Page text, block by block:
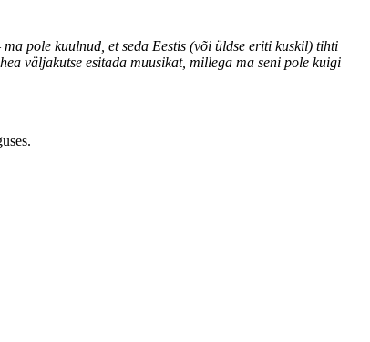
pole kuulnud, et seda Eestis (või üldse eriti kuskil) tihti
väljakutse esitada muusikat, millega ma seni pole kuigi